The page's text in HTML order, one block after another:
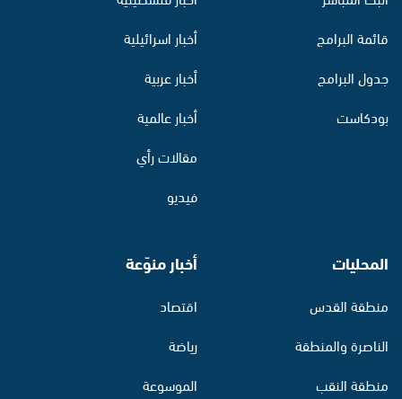
قائمة البرامج
جدول البرامج
بودكاست
أخبار اسرائيلية
أخبار عربية
أخبار عالمية
مقالات رأي
فيديو
المحليات
منطقة القدس
الناصرة والمنطقة
منطقة النقب
أخبار منوّعة
اقتصاد
رياضة
الموسوعة